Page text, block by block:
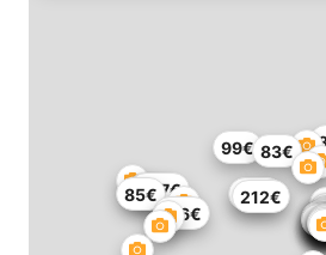
176€
85€
99€
85€
83€
212€
118€
207€